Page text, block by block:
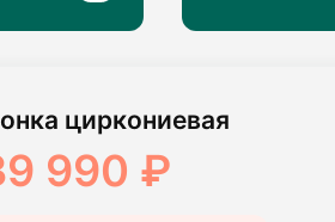
циркониевая
990 ₽